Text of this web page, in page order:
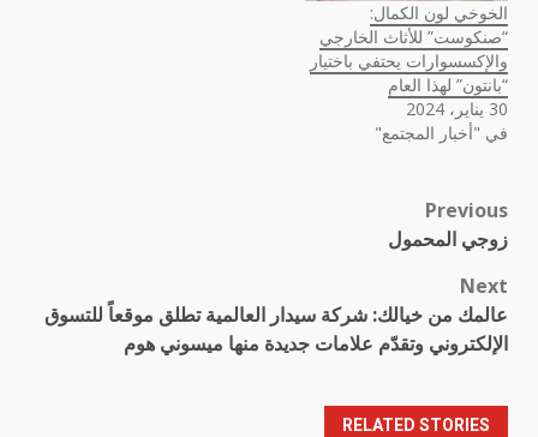
الخوخي لون الكمال:
“صنكوست” للأثاث الخارجي
والإكسسوارات يحتفي باختيار
“بانتون” لهذا العام
30 يناير، 2024
في "أخبار المجتمع"
Post
navigation
Previous
زوجي المحمول
Next
عالمك من خيالك: شركة سيدار العالمية تطلق موقعاً للتسوق
الإلكتروني وتقدّم علامات جديدة منها ميسوني هوم
RELATED STORIES